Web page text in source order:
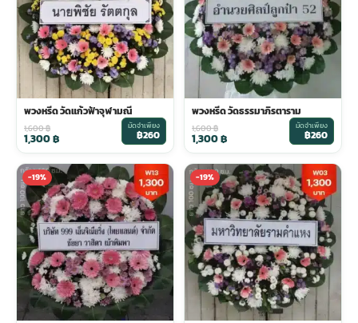
ดอกไม้งานศพ ราคาถูก
จัดดอกไม้งานศพ ราคา
ดอกไม้งานศพ ส่งฟรี
ดอกไม้งานศพ ออนไลน์
พวงดอกไม้งานศพ
tpdecorate ปูพื้น
ร้านพวงหรีด กรุงเทพ ส่งฟรี
พวงหรีด ปากคลองตลาด ราคา
พวงหรีด ส่งด่วน วันนี้
น้าเมรุ กรุงเทพ
พวงหรีด วัดแก้วฟ้าจุฬามณี
1,600฿
1,300฿
มัดจำเพียง
฿260
พวงหรีด วัดธรรมาภิรตาราม
1,600฿
1,300฿
มัดจำเพียง
฿260
-19% -19%